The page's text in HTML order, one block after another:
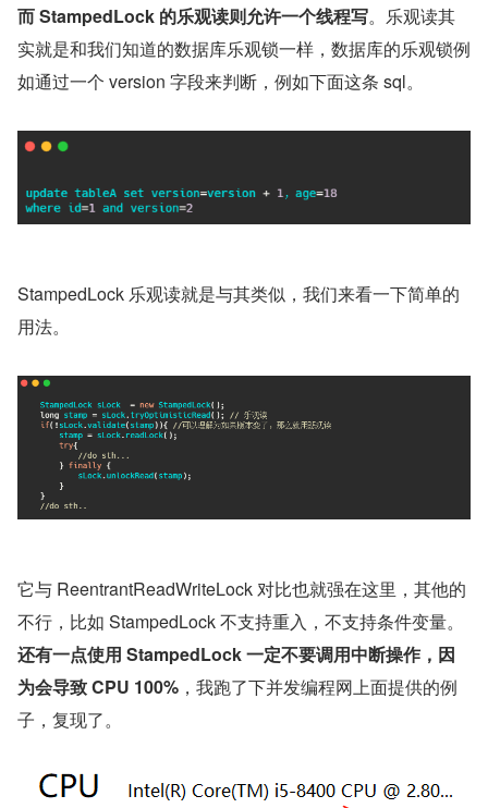
而 StampedLock 的乐观读则允许一个线程写。乐观读其
实就是和我们知道的数据库乐观锁一样，数据库的乐观锁例
如通过一个 version 字段来判断，例如下面这条 sql。
StampedLock 乐观读就是与其类似，我们来看一下简单的
用法。
它与 ReentrantReadWriteLock 对比也就强在这里，其他的
不行，比如 StampedLock 不支持重入，不支持条件变量。
还有一点使用 StampedLock 一定不要调用中断操作，因
为会导致 CPU 100% ，我跑了下并发编程网上面提供的例
子，复现了。